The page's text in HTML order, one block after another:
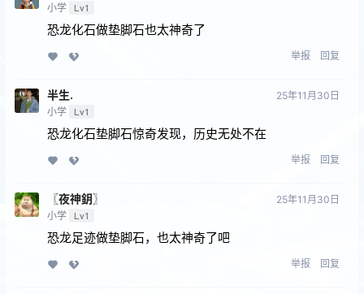
小学 Lv1
恐龙化石做垫脚石也太神奇了
举报 回复
半生.
小学 Lv1
25年11月30日
恐龙化石垫脚石惊奇发现，历史无处不在
举报 回复
〖夜神鈅〗
小学 Lv1
25年11月30日
恐龙足迹做垫脚石，也太神奇了吧
举报 回复